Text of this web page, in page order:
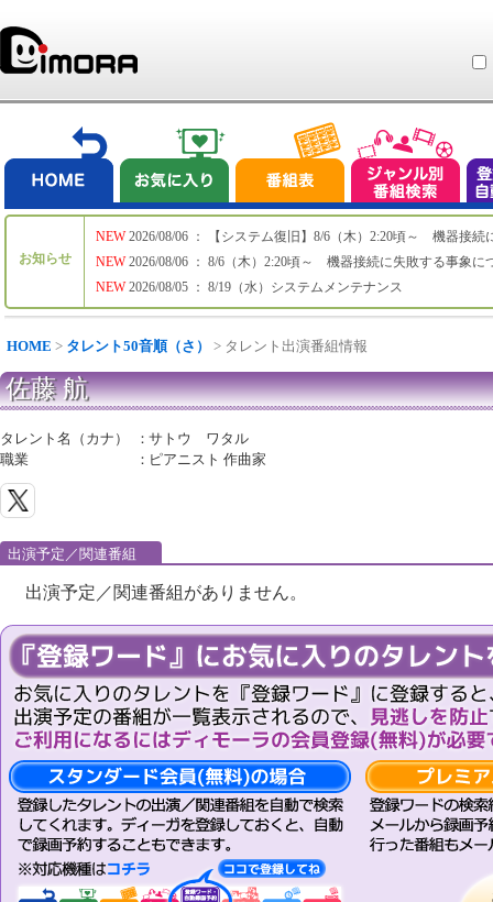
お知らせ
NEW
NEW
NEW
2026/08/06 ： 【システム復旧】8/6（木）2:20頃～ 機器接続
2026/08/06 ： 8/6（木）2:20頃～ 機器接続に失敗する事象に
2026/08/05 ： 8/19（水）システムメンテナンス
HOME > タレント50音順（さ） > タレント出演番組情報
佐藤 航
タレント名（カナ） ：サトウ ワタル
職業
： ピアニスト 作曲家
出演予定／関連番組
出演予定／関連番組がありません。